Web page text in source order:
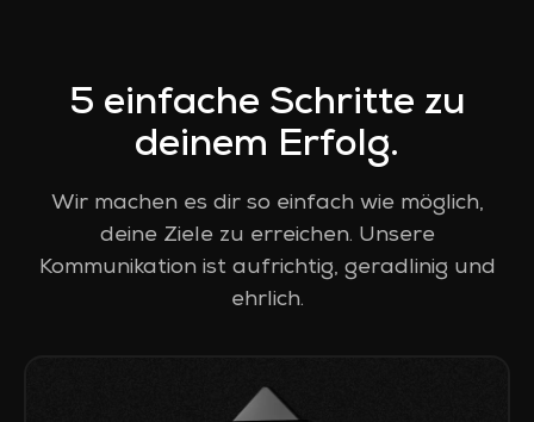
5 einfache Schritte zu
deinem Erfolg.
Wir machen es dir so einfach wie möglich,
deine Ziele zu erreichen. Unsere
Kommunikation ist aufrichtig, geradlinig und
ehrlich.